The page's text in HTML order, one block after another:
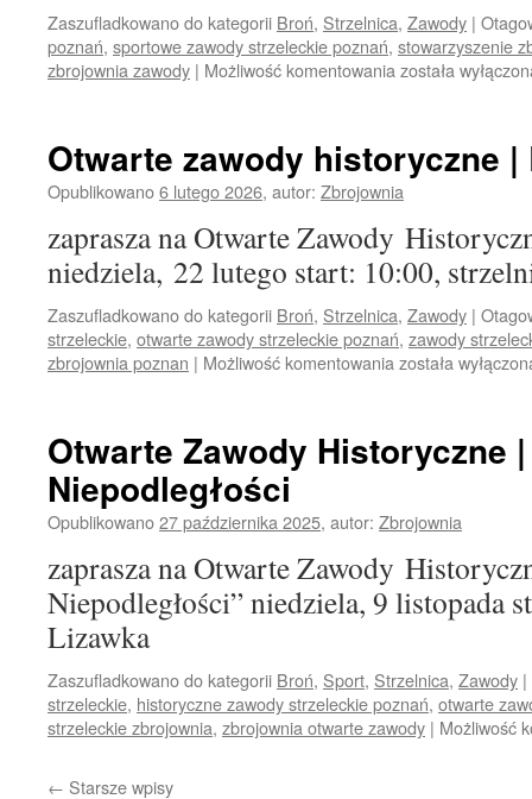
Zaszufladkowano do kategorii Broń, Strzelnica, Zawody |
poznań, sportowe zawody strzeleckie poznań, stowarzyszenie
zbrojownia zawody | Możliwość komentowania Otwarte
Wiosna
została
Otwarte zawody historyczne
Opublikowano6 lutego 2026, autor: Zbrojownia
zaprasza na Otwarte Zawody
niedziela, 22 lutego start: 10:00,
Zaszufladkowano do kategorii Broń, Strzelnica, Zawody |
strzeleckie, otwarte zawody strzeleckie poznań, zawody
zbrojownia poznan | Możliwość komentowania Otwarte
Bitwa
została
Otwarte Zawody Historyczne
Niepodległości
Opublikowano27 października 2025, autor: Zbrojownia
zaprasza na Otwarte Zawody
Niepodległości” niedziela, 9 listopada
Lizawka
Zaszufladkowano do kategorii Broń, Sport, Strzelnica, Zawody |
strzeleckie, historyczne zawody strzeleckie poznań, otwarte
strzeleckie zbrojownia, zbrojownia otwarte zawody | Możliwość
← Starsze wpisy